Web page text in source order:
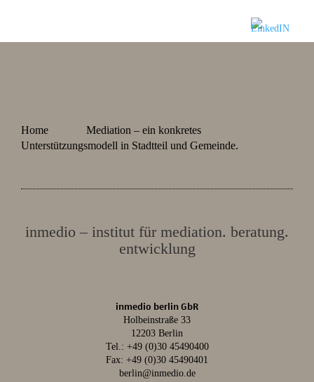
Home
Mediation – ein konkretes
Unterstützungsmodell in Stadtteil und Gemeinde.
inmedio – institut für mediation. beratung.
entwicklung
inmedio berlin GbR
Holbeinstraße 33
12203 Berlin
Tel.: +49 (0)30 45490400
Fax: +49 (0)30 45490401
berlin@inmedio.de